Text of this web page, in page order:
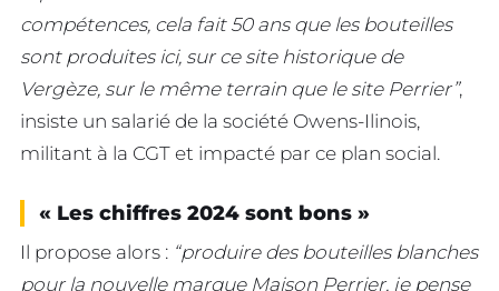
compétences, cela fait 50 ans que les bouteilles
sont produites ici, sur ce site historique de
Vergèze, sur le même terrain que le site Perrier”,
insiste un salarié de la société Owens-Ilinois,
militant à la CGT et impacté par ce plan social.
« Les chiffres 2024 sont bons »
Il propose alors : “produire des bouteilles blanches
pour la nouvelle marque Maison Perrier, je pense